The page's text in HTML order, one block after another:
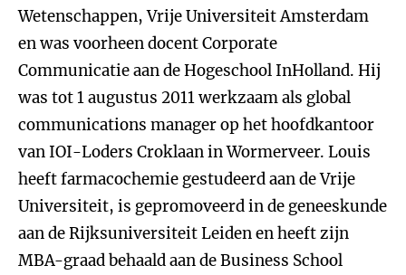
Wetenschappen, Vrije Universiteit Amsterdam
en was voorheen docent Corporate
Communicatie aan de Hogeschool InHolland. Hij
was tot 1 augustus 2011 werkzaam als global
communications manager op het hoofdkantoor
van IOI-Loders Croklaan in Wormerveer. Louis
heeft farmacochemie gestudeerd aan de Vrije
Universiteit, is gepromoveerd in de geneeskunde
aan de Rijksuniversiteit Leiden en heeft zijn
MBA-graad behaald aan de Business School